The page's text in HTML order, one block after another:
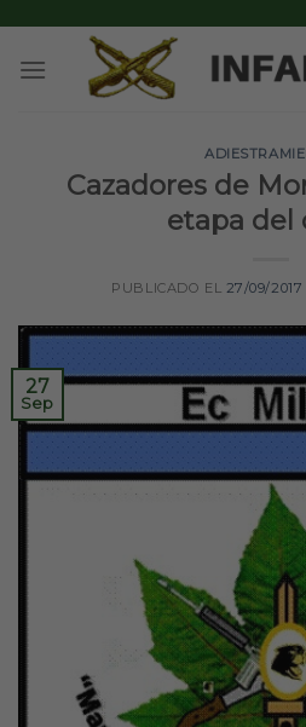
content
Cazadores de
etapa del
PUBLICADO EL 27/09/2017
27
Sep